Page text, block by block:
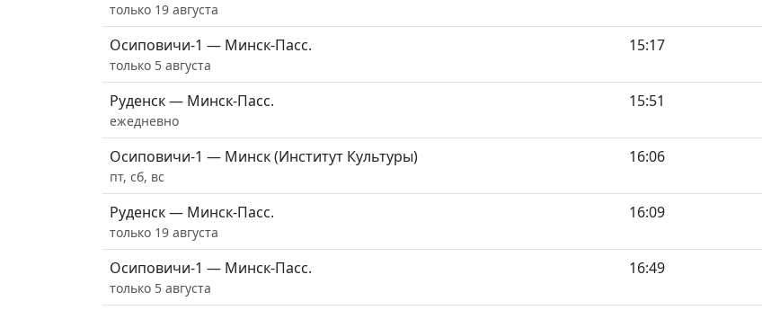
только 19 августа
Осиповичи-1 — Минск-Пасс.
только 5 августа
15:17
Руденск — Минск-Пасс.
ежедневно
15:51
Осиповичи-1 — Минск (Институт Культуры)
пт, сб, вс
16:06
Руденск — Минск-Пасс.
только 19 августа
16:09
Осиповичи-1 — Минск-Пасс.
только 5 августа
16:49